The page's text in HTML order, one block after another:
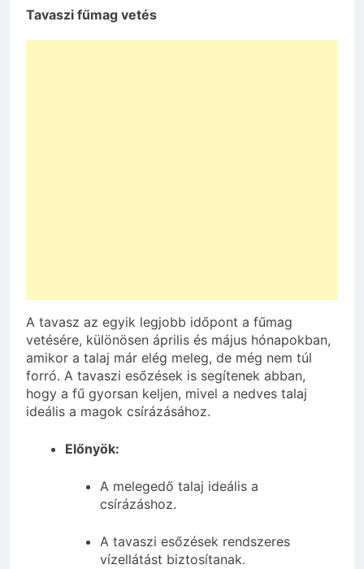
Tavaszi fűmag vetés
A tavasz az egyik legjobb időpont a fűmag
vetésére, különösen április és május hónapokban,
amikor a talaj már elég meleg, de még nem túl
forró. A tavaszi esőzések is segítenek abban,
hogy a fű gyorsan keljen, mivel a nedves talaj
ideális a magok csírázásához.
Előnyök:
A melegedő talaj ideális a
csírázáshoz.
A tavaszi esőzések rendszeres
vízellátást biztosítanak.